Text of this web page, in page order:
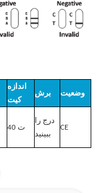
اندازه
کیت
برش وضعیت
40 ت
درج را
ببینید
CE